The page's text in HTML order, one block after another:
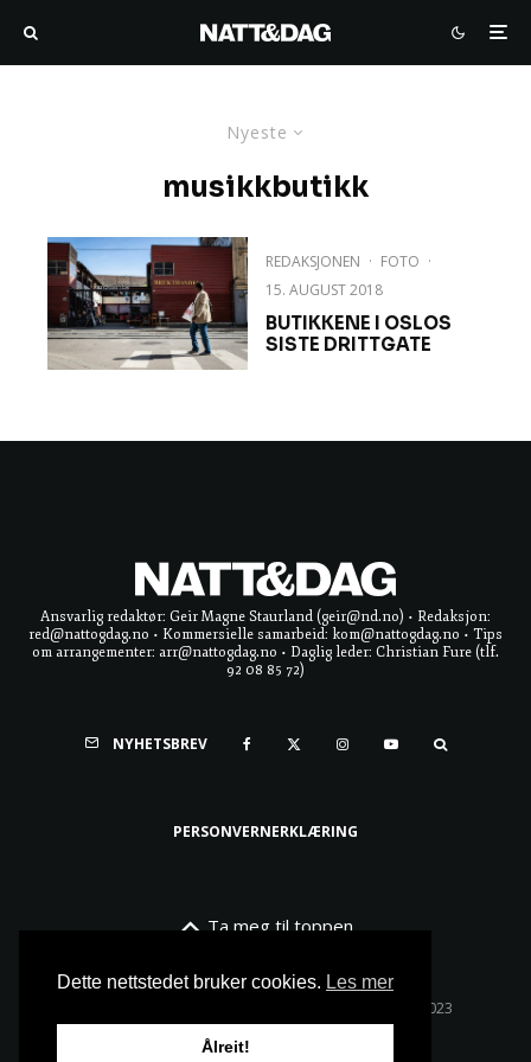
Nyeste
musikkbutikk
REDAKSJONEN · FOTO ·
15. AUGUST 2018
BUTIKKENE I OSLOS
SISTE DRITTGATE
Ansvarlig redaktør: Geir Magne Staurland (geir@nd.no) • Redaksjon:
red@nattogdag.no • Kommersielle samarbeid: kom@nattogdag.no • Tips
om arrangementer: arr@nattogdag.no • Daglig leder: Christian Fure (tlf.
92 08 85 72)
NYHETSBREV
PERSONVERNERKLÆRING
Ta meg til toppen
Alle rettigheter reservert • Copyright © Natt & Dag 2023
Dette nettstedet bruker cookies. Les mer
Ålreit!